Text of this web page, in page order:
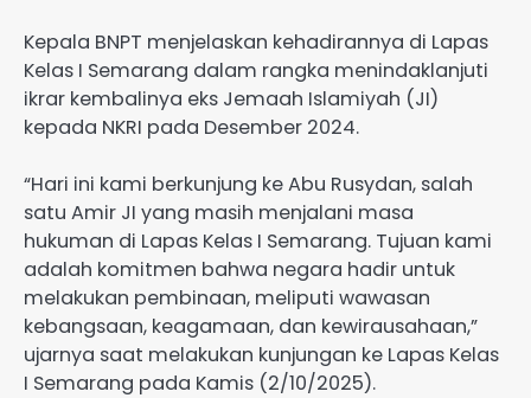
Kepala BNPT menjelaskan kehadirannya di Lapas
Kelas I Semarang dalam rangka menindaklanjuti
ikrar kembalinya eks Jemaah Islamiyah (JI)
kepada NKRI pada Desember 2024.
“Hari ini kami berkunjung ke Abu Rusydan, salah
satu Amir JI yang masih menjalani masa
hukuman di Lapas Kelas I Semarang. Tujuan kami
adalah komitmen bahwa negara hadir untuk
melakukan pembinaan, meliputi wawasan
kebangsaan, keagamaan, dan kewirausahaan,”
ujarnya saat melakukan kunjungan ke Lapas Kelas
I Semarang pada Kamis (2/10/2025).